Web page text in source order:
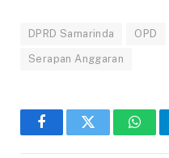
DPRD Samarinda OPD
Serapan Anggaran
FacebookTwitter